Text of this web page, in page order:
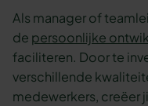
Als manager of
de persoonlijke
faciliteren. Door te
verschillende
medewerkers, creëer